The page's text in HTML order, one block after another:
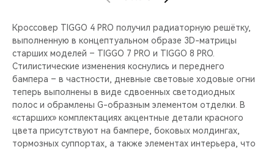
Кроссовер TIGGO 4 PRO получил радиаторную решётку,
выполненную в концептуальном образе 3D-матрицы
старших моделей – TIGGO 7 PRO и TIGGO 8 PRO.
Стилистические изменения коснулись и переднего
бампера – в частности, дневные световые ходовые огни
теперь выполнены в виде сдвоенных светодиодных
полос и обрамлены G-образным элементом отделки. В
«старших» комплектациях акцентные детали красного
цвета присутствуют на бампере, боковых молдингах,
тормозных суппортах, а также элементах интерьера, что